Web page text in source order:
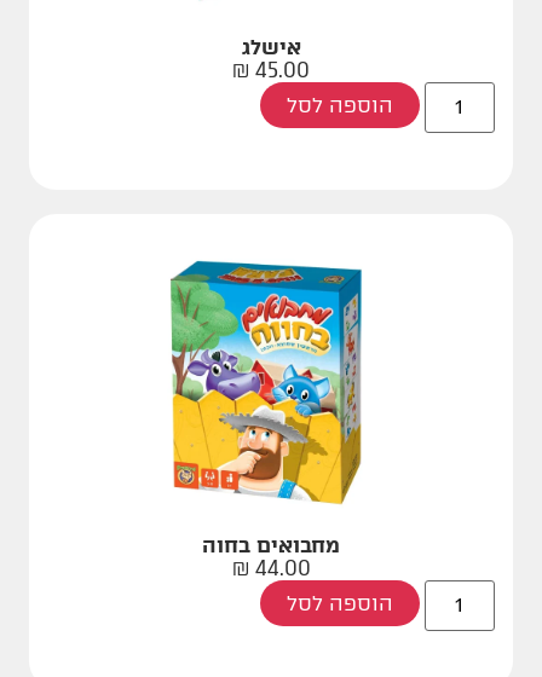
אישלג
45.00
₪
הוספה לסל
מחבואים בחוה
44.00
₪
הוספה לסל